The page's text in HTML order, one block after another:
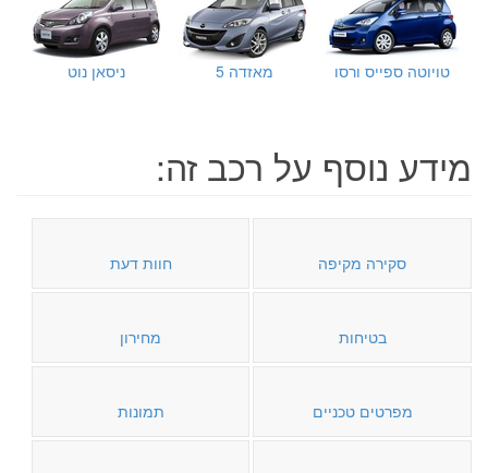
טויוטה ספייס ורסו מאזדה 5 ניסאן נוט
מידע נוסף על רכב זה:
סקירה מקיפה חוות דעת
בטיחות מחירון
מפרטים טכניים תמונות